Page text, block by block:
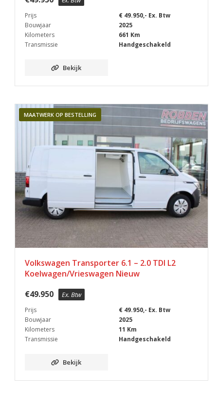
Prijs
€ 49.950,- Ex. Btw
Bouwjaar
2025
Kilometers
661 Km
Transmissie
Handgeschakeld
Bekijk
MAATWERK OP BESTELLING
Volkswagen Transporter 6.1 – 2.0 TDI L2
Koelwagen/Vrieswagen Nieuw
€49.950 Ex. Btw
Prijs
€ 49.950,- Ex. Btw
Bouwjaar
2025
Kilometers
11 Km
Transmissie
Handgeschakeld
Bekijk